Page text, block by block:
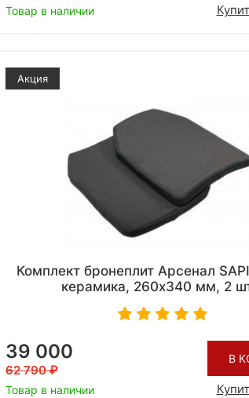
Товар в наличии
Акция
Комплект бронеплит Арсенал
керамика, 260x340 мм, 2
39 000
62 790
Товар в наличии
В